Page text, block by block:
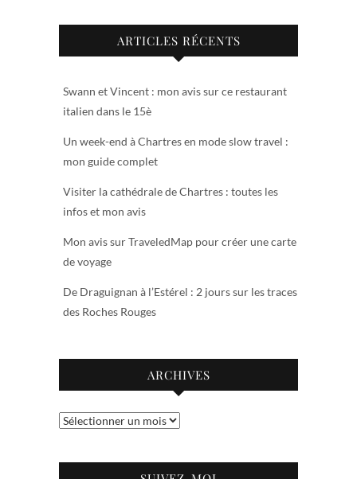
ARTICLES RÉCENTS
Swann et Vincent : mon avis sur ce restaurant
italien dans le 15è
Un week-end à Chartres en mode slow travel :
mon guide complet
Visiter la cathédrale de Chartres : toutes les
infos et mon avis
Mon avis sur TraveledMap pour créer une carte
de voyage
De Draguignan à l’Estérel : 2 jours sur les traces
des Roches Rouges
ARCHIVES
Archives